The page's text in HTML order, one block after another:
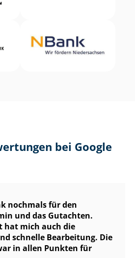
bei Google
nochmals für den
und das Gutachten.
hat mich auch die
schnelle Bearbeitung. Die
in allen Punkten für